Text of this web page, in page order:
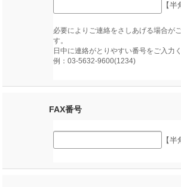
【半
必要によりご連絡をさしあげる場合が
す。
日中に連絡がとりやすい番号をご入力く
例：03-5632-9600(1234)
FAX番号
【半